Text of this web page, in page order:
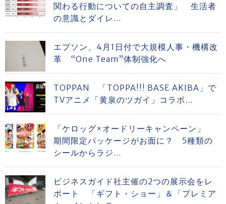
関わる行動についての自主調査」 生活者
の意識とダイレ...
エプソン、4月1日付で大規模人事・機構改
革 “One Team”体制強化へ
TOPPAN 「TOPPA!!! BASE AKIBA」で
TVアニメ「黄泉のツガイ」コラボ...
「ケロッグ×オードリーキャンペーン」
期間限定パッケージがお面に？ 5種類の
シールからラジ...
ビジネスガイド社主催の2つの展示会をレ
ポート 「ギフト・ショー」＆「プレミア